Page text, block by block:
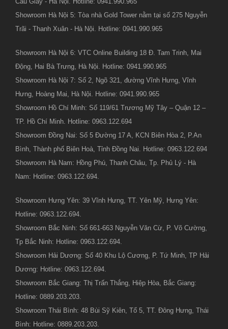
Showroom Hà Nội 5: Tòa nhà Gold Tower nằm tại số 275 Nguyễn
Trãi - Thanh Xuân - Hà Nội. Hotline: 0941.990.965
Showroom Hà Nội 6: VTC Online Building 18 Đ. Tam Trinh, Mai
Động, Hai Bà Trưng, Hà Nội. Hotline: 0941.990.965
Showroom Hà Nội 7: Số 2, Ngõ 321, đường Vĩnh Hưng, Vĩnh
Hưng, Hoàng Mai, Hà Nội. Hotline: 0941.990.965
Showroom Hồ Chí Minh: Số 119/61 Trương Mỹ Tây – Quận 12 –
TP. Hồ Chí Minh. Hotline: 0963.122.694
Showroom Đồng Nai: Số 5 Đường 17 A, KCN Biên Hòa 2, P.An
Bình, Thành phố Biên Hoà, Tỉnh Đồng Nai. Hotline: 0963.122.694
Showroom Hà Nam: Hồng Phú, Thanh Châu, Tp. Phủ Lý - Hà
Nam: Hotline: 0963.122.694.
Showroom Hưng Yên: 39 Vĩnh Hưng, TT. Yên Mỹ, Hưng Yên:
Hotline: 0963.122.694.
Showroom Bắc Ninh: Số 661-663 Nguyễn Văn Cừ, P. Võ Cường,
Tp Bắc Ninh: Hotline: 0963.122.694.
Showroom Hải Dương: Số 40 Khu Lộ Cương, P. Tứ Minh, TP Hải
Dương: Hotline: 0963.122.694.
Showroom Bắc Giang: Thị Trấn Thắng, Hiệp Hòa, Bắc Giang:
Hotline: 0889.203.203.
Showroom Thái Bình: 48 Bùi Sỹ Kiên, Tổ 5, TT. Đông Hưng, Thái
Bình: Hotline: 0889.203.203.